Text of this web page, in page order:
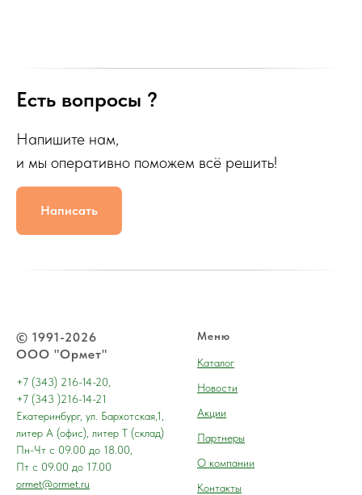
Есть вопросы ?
Напишите нам,
и мы оперативно поможем всё решить!
Написать
© 1991-2026
ООО "Ормет"
+7 (343) 216-14-20,
+7 (343 )216-14-21
Екатеринбург, ул. Бархотская,1,
литер А (офис), литер Т (склад)
Пн-Чт с 09.00 до 18.00,
Пт с 09.00 до 17.00
ormet@ormet.ru
Меню
Каталог
Новости
Акции
Партнеры
О компании
Контакты